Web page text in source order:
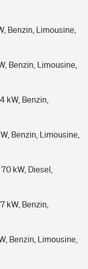
Benzin, Limousine,
Benzin, Limousine,
kW, Benzin,
Benzin, Limousine,
kW, Diesel,
kW, Benzin,
Benzin, Limousine,